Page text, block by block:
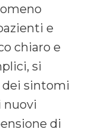
e
chiaro e
si
sintomi
nuovi
di